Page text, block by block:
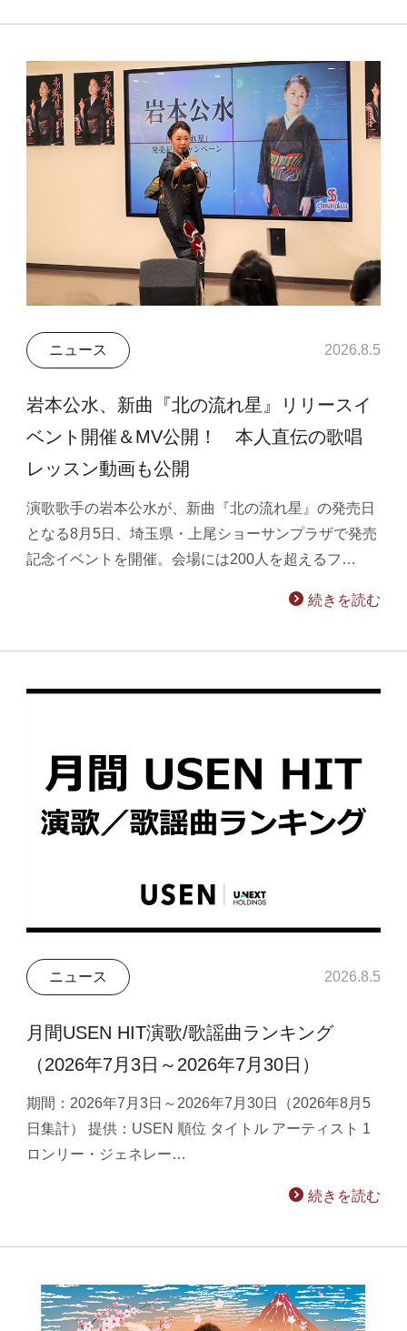
ニュース 2026.8.5
岩本公水、新曲『北の流れ星』リリースイ
ベント開催＆MV公開！ 本人直伝の歌唱
レッスン動画も公開
演歌歌手の岩本公水が、新曲『北の流れ星』の発売日
となる8月5日、埼玉県・上尾ショーサンプラザで発売
記念イベントを開催。会場には200人を超えるフ…
続きを読む
ニュース 2026.8.5
月間USEN HIT演歌/歌謡曲ランキング
（2026年7月3日～2026年7月30日）
期間：2026年7月3日～2026年7月30日（2026年8月5
日集計） 提供：USEN 順位 タイトル アーティスト 1
ロンリー・ジェネレー…
続きを読む